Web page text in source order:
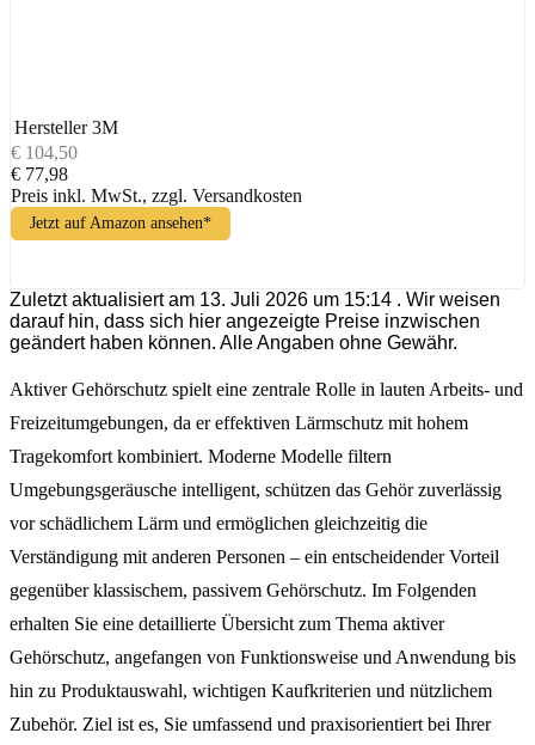
Hersteller 3M
€ 104,50
€ 77,98
Preis inkl. MwSt., zzgl. Versandkosten
Jetzt auf Amazon ansehen*
Zuletzt aktualisiert am 13. Juli 2026 um 15:14 . Wir weisen
darauf hin, dass sich hier angezeigte Preise inzwischen
geändert haben können. Alle Angaben ohne Gewähr.
Aktiver Gehörschutz spielt eine zentrale Rolle in lauten Arbeits- und
Freizeitumgebungen, da er effektiven Lärmschutz mit hohem
Tragekomfort kombiniert. Moderne Modelle filtern
Umgebungsgeräusche intelligent, schützen das Gehör zuverlässig
vor schädlichem Lärm und ermöglichen gleichzeitig die
Verständigung mit anderen Personen – ein entscheidender Vorteil
gegenüber klassischem, passivem Gehörschutz. Im Folgenden
erhalten Sie eine detaillierte Übersicht zum Thema aktiver
Gehörschutz, angefangen von Funktionsweise und Anwendung bis
hin zu Produktauswahl, wichtigen Kaufkriterien und nützlichem
Zubehör. Ziel ist es, Sie umfassend und praxisorientiert bei Ihrer